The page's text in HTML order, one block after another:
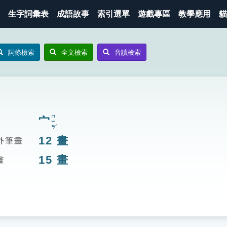
生字詞彙表 成語故事 索引選單 遊戲專區 教學應用
詞條檢索 全文檢索 音讀檢索
宀ㄇㄧㄢˊ
筆畫 12 畫
15 畫